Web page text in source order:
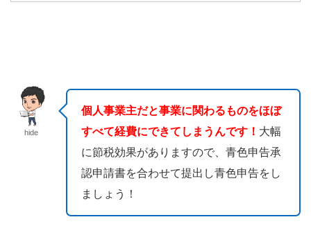
hide
個人事業主だと事業に関わるものをほぼ
すべて経費にできてしまうんです！ 大幅
に節税効果がありますので、青色申告承
認申請書を合わせて提出し青色申告をし
ましょう！